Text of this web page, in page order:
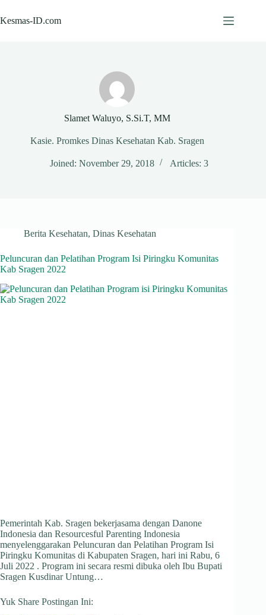
to
content
Kesmas-ID.com
Slamet Waluyo, S.Si.T, MM
Kasie. Promkes Dinas Kesehatan Kab. Sragen
Joined: November 29, 2018 Articles: 3
Berita Kesehatan, Dinas Kesehatan
Peluncuran dan Pelatihan Program Isi Piringku Komunitas
Kab Sragen 2022
Pemerintah Kab. Sragen bekerjasama dengan Danone
Indonesia dan Resourcesful Parenting Indonesia
menyelenggarakan Peluncuran dan Pelatihan Program Isi
Piringku Komunitas di Kabupaten Sragen, hari ini Rabu, 6
Juli 2022 . Program ini secara resmi dibuka oleh Ibu Bupati
Sragen Kusdinar Untung…
Yuk Share Postingan Ini: